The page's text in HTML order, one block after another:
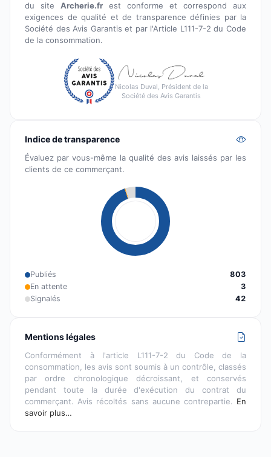
du site Archerie.fr est conforme et correspond aux
exigences de qualité et de transparence définies par la
Société des Avis Garantis et par l'Article L111-7-2 du Code
de la consommation.
Nicolas Duval, Président de la
Société des Avis Garantis
Indice de transparence
Évaluez par vous-même la qualité des avis laissés par les
clients de ce commerçant.
Publiés
803
En attente
3
Signalés
42
Mentions légales
Conformément à l'article L111-7-2 du Code de la
consommation, les avis sont soumis à un contrôle, classés
par ordre chronologique décroissant, et conservés
pendant toute la durée d'exécution du contrat du
commerçant. Avis récoltés sans aucune contrepartie. En
savoir plus…